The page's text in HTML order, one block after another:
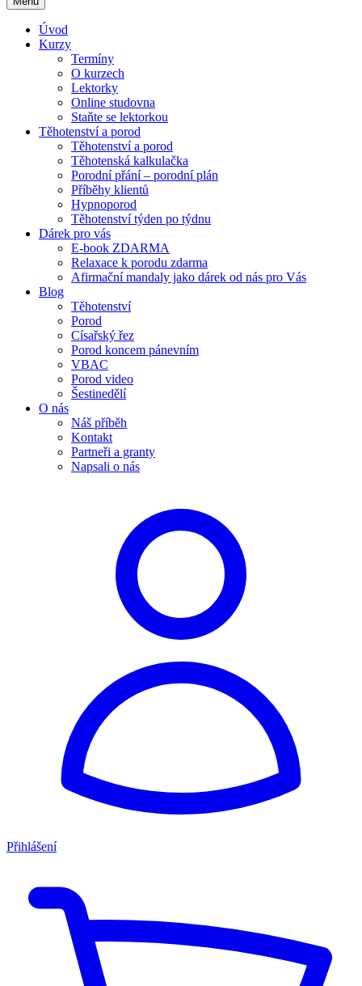
Úvod
Kurzy
Termíny
O kurzech
Lektorky
Online studovna
Staňte se lektorkou
Těhotenství a porod
Těhotenství a porod
Těhotenská kalkulačka
Porodní přání – porodní plán
Příběhy klientů
Hypnoporod
Těhotenství týden po týdnu
Dárek pro vás
E-book ZDARMA
Relaxace k porodu zdarma
Afirmační mandaly jako dárek od nás pro Vás
Blog
Těhotenství
Porod
Císařský řez
Porod koncem pánevním
VBAC
Porod video
Šestinedělí
O nás
Náš příběh
Kontakt
Partneři a granty
Napsali o nás
Přihlášení